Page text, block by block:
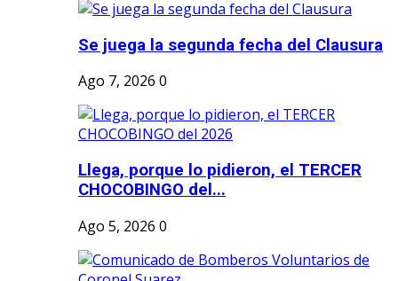
Se juega la segunda fecha del Clausura
Ago 7, 2026 0
Llega, porque lo pidieron, el TERCER
CHOCOBINGO del...
Ago 5, 2026 0